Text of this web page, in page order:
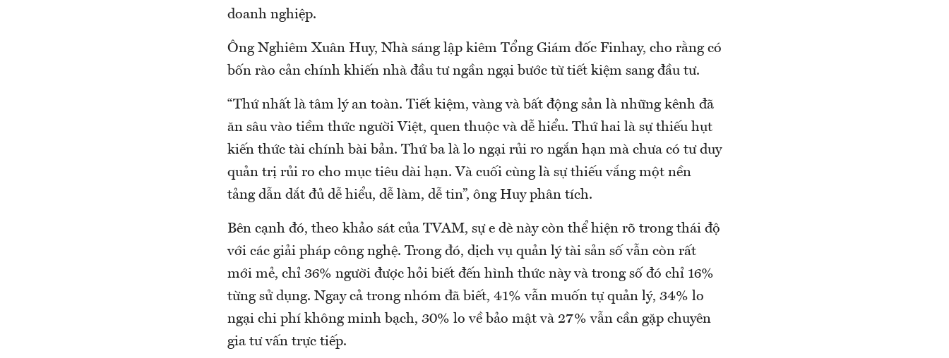
doanh nghiệp.
Ông Nghiêm Xuân Huy, Nhà sáng lập kiêm Tổng Giám đốc Finhay, cho rằng có
bốn rào cản chính khiến nhà đầu tư ngần ngại bước từ tiết kiệm sang đầu tư.
“Thứ nhất là tâm lý an toàn. Tiết kiệm, vàng và bất động sản là những kênh đã
ăn sâu vào tiềm thức người Việt, quen thuộc và dễ hiểu. Thứ hai là sự thiếu hụt
kiến thức tài chính bài bản. Thứ ba là lo ngại rủi ro ngắn hạn mà chưa có tư duy
quản trị rủi ro cho mục tiêu dài hạn. Và cuối cùng là sự thiếu vắng một nền
tảng dẫn dắt đủ dễ hiểu, dễ làm, dễ tin”, ông Huy phân tích.
Bên cạnh đó, theo khảo sát của TVAM, sự e dè này còn thể hiện rõ trong thái độ
với các giải pháp công nghệ. Trong đó, dịch vụ quản lý tài sản số vẫn còn rất
mới mẻ, chỉ 36% người được hỏi biết đến hình thức này và trong số đó chỉ 16%
từng sử dụng. Ngay cả trong nhóm đã biết, 41% vẫn muốn tự quản lý, 34% lo
ngại chi phí không minh bạch, 30% lo về bảo mật và 27% vẫn cần gặp chuyên
gia tư vấn trực tiếp.